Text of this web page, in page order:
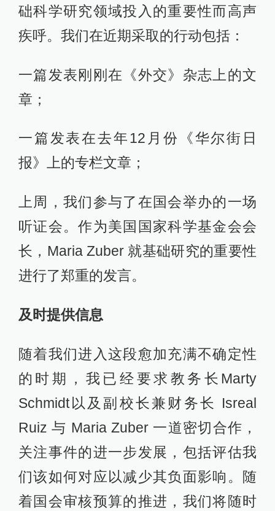
础科学研究领域投入的重要性而高声
疾呼。我们在近期采取的行动包括：
一篇发表刚刚在《外交》杂志上的文
章；
一篇发表在去年12月份《华尔街日
报》上的专栏文章；
上周，我们参与了在国会举办的一场
听证会。作为美国国家科学基金会会
长，Maria Zuber 就基础研究的重要性
进行了郑重的发言。
及时提供信息
随着我们进入这段愈加充满不确定性
的时期，我已经要求教务长Marty
Schmidt以及副校长兼财务长 Isreal
Ruiz 与 Maria Zuber 一道密切合作，
关注事件的进一步发展，包括评估我
们该如何对应以减少其负面影响。随
着国会审核预算的推进，我们将随时